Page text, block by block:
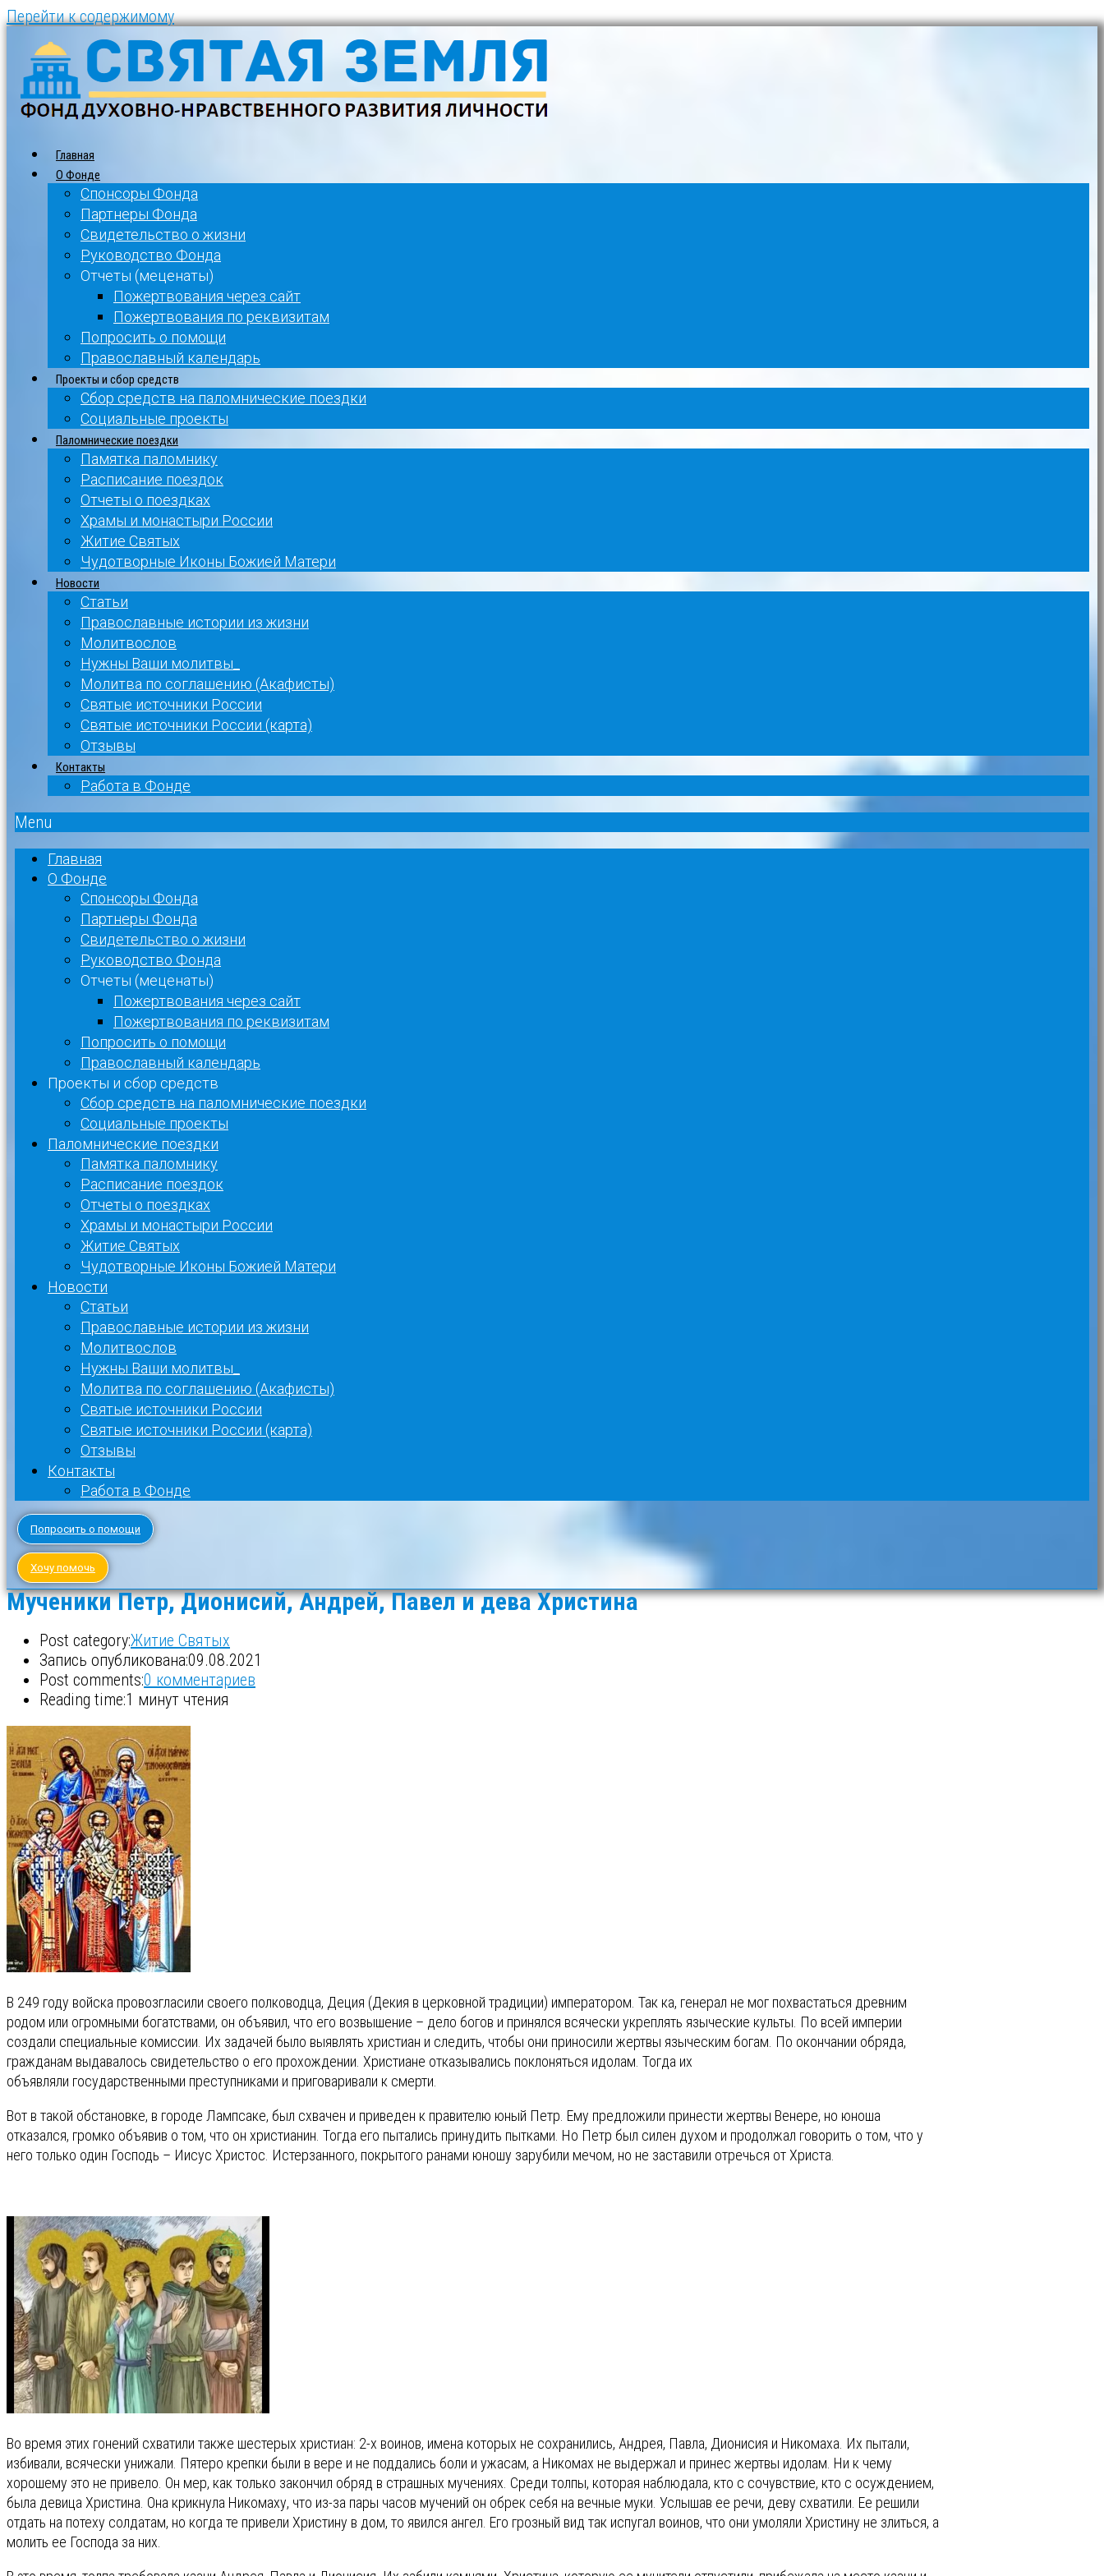
Перейти к содержимому
Главная
О Фонде
Спонсоры Фонда
Партнеры Фонда
Свидетельство о жизни
Руководство Фонда
Отчеты (меценаты)
Пожертвования через сайт
Пожертвования по реквизитам
Попросить о помощи
Православный календарь
Проекты и сбор средств
Сбор средств на паломнические поездки
Социальные проекты
Паломнические поездки
Памятка паломнику
Расписание поездок
Отчеты о поездках
Храмы и монастыри России
Житие Святых
Чудотворные Иконы Божией Матери
Новости
Статьи
Православные истории из жизни
Молитвослов
Нужны Ваши молитвы_
Молитва по соглашению (Акафисты)
Святые источники России
Святые источники России (карта)
Отзывы
Контакты
Работа в Фонде
Menu
Главная
О Фонде
Спонсоры Фонда
Партнеры Фонда
Свидетельство о жизни
Руководство Фонда
Отчеты (меценаты)
Пожертвования через сайт
Пожертвования по реквизитам
Попросить о помощи
Православный календарь
Проекты и сбор средств
Сбор средств на паломнические поездки
Социальные проекты
Паломнические поездки
Памятка паломнику
Расписание поездок
Отчеты о поездках
Храмы и монастыри России
Житие Святых
Чудотворные Иконы Божией Матери
Новости
Статьи
Православные истории из жизни
Молитвослов
Нужны Ваши молитвы_
Молитва по соглашению (Акафисты)
Святые источники России
Святые источники России (карта)
Отзывы
Контакты
Работа в Фонде
Попросить о помощи
Хочу помочь
Мученики Петр, Дионисий, Андрей, Павел и дева Христина
Post category:Житие Святых
Запись опубликована:09.08.2021
Post comments:0 комментариев
Reading time:1 минут чтения
В 249 году войска провозгласили своего полководца, Деция (Декия в церковной традиции) императором. Так ка, генерал не мог похвастаться древним
родом или огромными богатствами, он объявил, что его возвышение – дело богов и принялся всячески укреплять языческие культы. По всей империи
создали специальные комиссии. Их задачей было выявлять христиан и следить, чтобы они приносили жертвы языческим богам. По окончании обряда,
гражданам выдавалось свидетельство о его прохождении. Христиане отказывались поклоняться идолам. Тогда их
объявляли государственными преступниками и приговаривали к смерти.
Вот в такой обстановке, в городе Лампсаке, был схвачен и приведен к правителю юный Петр. Ему предложили принести жертвы Венере, но юноша
отказался, громко объявив о том, что он христианин. Тогда его пытались принудить пытками. Но Петр был силен духом и продолжал говорить о том, что у
него только один Господь – Иисус Христос. Истерзанного, покрытого ранами юношу зарубили мечом, но не заставили отречься от Христа.
Во время этих гонений схватили также шестерых христиан: 2-х воинов, имена которых не сохранились, Андрея, Павла, Дионисия и Никомаха. Их пытали,
избивали, всячески унижали. Пятеро крепки были в вере и не поддались боли и ужасам, а Никомах не выдержал и принес жертвы идолам. Ни к чему
хорошему это не привело. Он мер, как только закончил обряд в страшных мучениях. Среди толпы, которая наблюдала, кто с сочувствие, кто с осуждением,
была девица Христина. Она крикнула Никомаху, что из-за пары часов мучений он обрек себя на вечные муки. Услышав ее речи, деву схватили. Ее решили
отдать на потеху солдатам, но когда те привели Христину в дом, то явился ангел. Его грозный вид так испугал воинов, что они умоляли Христину не злиться, а
молить ее Господа за них.